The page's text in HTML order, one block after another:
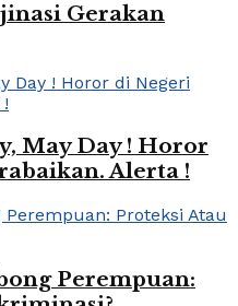
Gerakan
May Day ! Horor
Alerta !
Perempuan: